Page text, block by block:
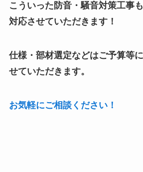
こういった防音・騒音対策工事
対応させていただきます！
仕様・部材選定などはご予算等
せていただきます。
お気軽にご相談ください！